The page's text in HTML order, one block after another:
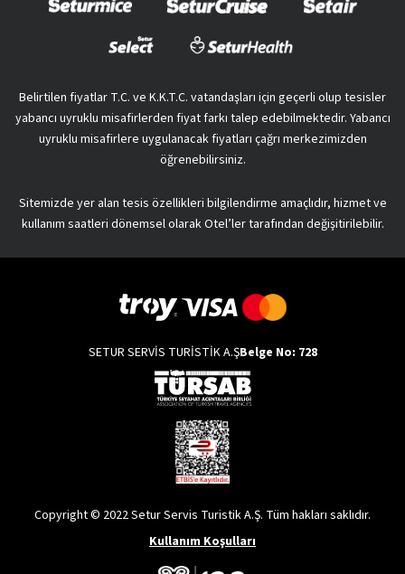
Belirtilen fiyatlar T.C. ve K.K.T.C. vatandaşları için geçerli olup tesisler
yabancı uyruklu misafirlerden fiyat farkı talep edebilmektedir. Yabancı
uyruklu misafirlere uygulanacak fiyatları çağrı merkezimizden
öğrenebilirsiniz.
Sitemizde yer alan tesis özellikleri bilgilendirme amaçlıdır, hizmet ve
kullanım saatleri dönemsel olarak Otel’ler tarafından değişitirilebilir.
SETUR SERVİS TURİSTİK A.ŞBelge No: 728
Copyright © 2022 Setur Servis Turistik A.Ş. Tüm hakları saklıdır.
Kullanım Koşulları